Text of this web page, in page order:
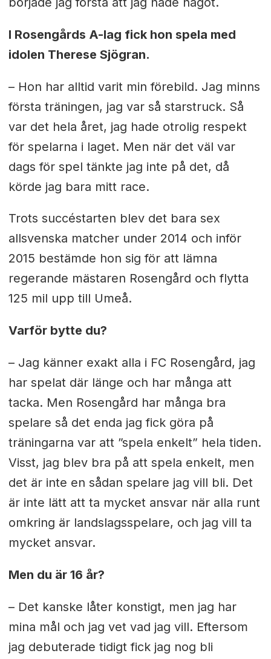
I Rosengårds A-lag fick hon spela med
idolen Therese Sjögran.
– Hon har alltid varit min förebild. Jag minns
första träningen, jag var så starstruck. Så
var det hela året, jag hade otrolig respekt
för spelarna i laget. Men när det väl var
dags för spel tänkte jag inte på det, då
körde jag bara mitt race.
Trots succéstarten blev det bara sex
allsvenska matcher under 2014 och inför
2015 bestämde hon sig för att lämna
regerande mästaren Rosengård och flytta
125 mil upp till Umeå.
Varför bytte du?
– Jag känner exakt alla i FC Rosengård, jag
har spelat där länge och har många att
tacka. Men Rosengård har många bra
spelare så det enda jag fick göra på
träningarna var att ”spela enkelt” hela tiden.
Visst, jag blev bra på att spela enkelt, men
det är inte en sådan spelare jag vill bli. Det
är inte lätt att ta mycket ansvar när alla runt
omkring är landslagsspelare, och jag vill ta
mycket ansvar.
Men du är 16 år?
– Det kanske låter konstigt, men jag har
mina mål och jag vet vad jag vill. Eftersom
jag debuterade tidigt fick jag nog bli